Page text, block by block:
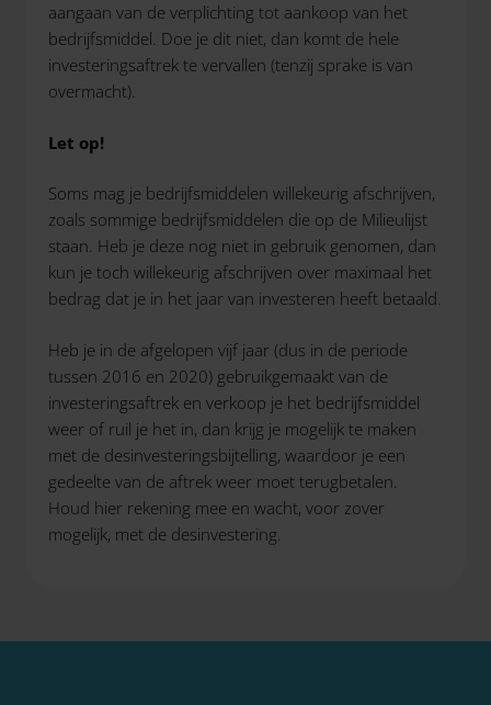
aangaan van de verplichting tot aankoop van het
bedrijfsmiddel. Doe je dit niet, dan komt de hele
investeringsaftrek te vervallen (tenzij sprake is van
overmacht).
Let op!
Soms mag je bedrijfsmiddelen willekeurig afschrijven,
zoals sommige bedrijfsmiddelen die op de Milieulijst
staan. Heb je deze nog niet in gebruik genomen, dan
kun je toch willekeurig afschrijven over maximaal het
bedrag dat je in het jaar van investeren heeft betaald.
Heb je in de afgelopen vijf jaar (dus in de periode
tussen 2016 en 2020) gebruikgemaakt van de
investeringsaftrek en verkoop je het bedrijfsmiddel
weer of ruil je het in, dan krijg je mogelijk te maken
met de desinvesteringsbijtelling, waardoor je een
gedeelte van de aftrek weer moet terugbetalen.
Houd hier rekening mee en wacht, voor zover
mogelijk, met de desinvestering.